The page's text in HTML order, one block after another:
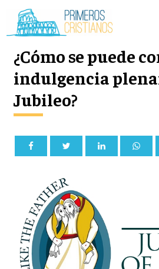
¿Cómo se puede
indulgencia
Jubileo?